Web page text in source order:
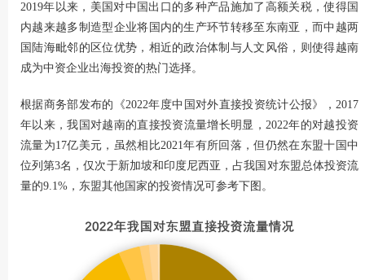
2019年以来，美国对中国出口的多种产品施加了高额关税，使得国
内越来越多制造型企业将国内的生产环节转移至东南亚，而中越两
国陆海毗邻的区位优势，相近的政治体制与人文风俗，则使得越南
成为中资企业出海投资的热门选择。
根据商务部发布的《2022年度中国对外直接投资统计公报》，2017
年以来，我国对越南的直接投资流量增长明显，2022年的对越投资
流量为17亿美元，虽然相比2021年有所回落，但仍然在东盟十国中
位列第3名，仅次于新加坡和印度尼西亚，占我国对东盟总体投资流
量的9.1%，东盟其他国家的投资情况可参考下图。